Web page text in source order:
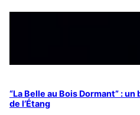
“La Belle au Bois Dormant” :
de l’Étang